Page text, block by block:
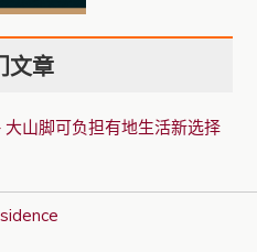
文章
山脚可负担有地生活新选择